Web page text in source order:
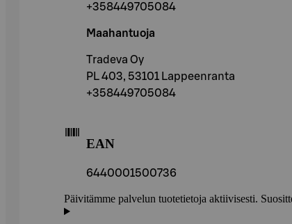
+358449705084
Maahantuoja
Tradeva Oy
PL 403, 53101 Lappeenranta
+358449705084
EAN
6440001500736
Päivitämme palvelun tuotetietoja aktiivisesti.